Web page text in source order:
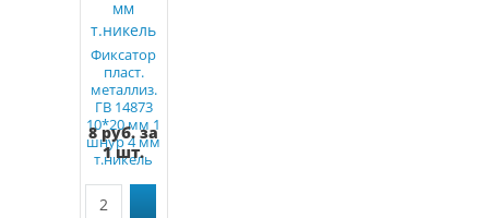
Фиксатор
пласт.
металлиз.
ГВ 14873
10*20 мм 1
шнур 4 мм
т.никель
8 руб. за
1 шт.